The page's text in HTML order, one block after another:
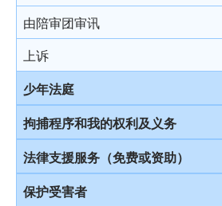
由陪审团审讯
上诉
少年法庭
少年法庭的司法管辖权
保护少年罪犯
少年法庭的聆讯程序
拘捕程序和我的权利及义务
引言
在公众地方被警察截停和查问
法律支援服务（免费或资助）
简介本港部分法律援助
保护受害者